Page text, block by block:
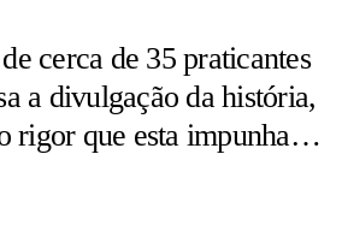
cerca de 35 praticantes
a divulgação da história,
rigor que esta impunha…